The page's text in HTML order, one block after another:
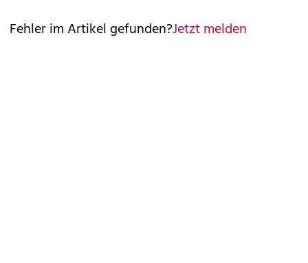
Fehler im Artikel gefunden?Jetzt melden